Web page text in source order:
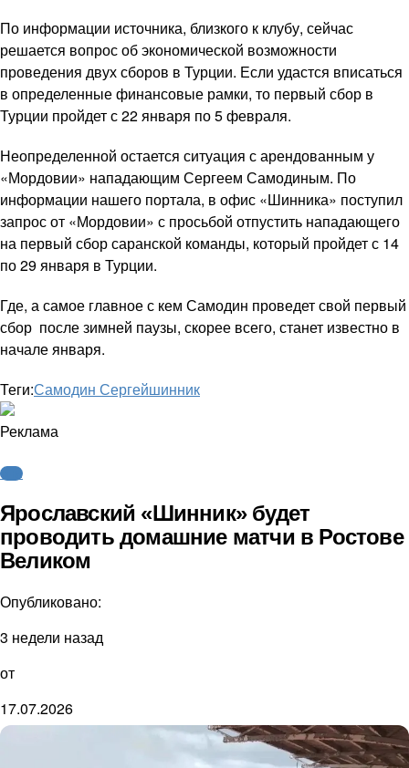
По информации источника, близкого к клубу, сейчас
решается вопрос об экономической возможности
проведения двух сборов в Турции. Если удастся вписаться
в определенные финансовые рамки, то первый сбор в
Турции пройдет с 22 января по 5 февраля.
Неопределенной остается ситуация с арендованным у
«Мордовии» нападающим Сергеем Самодиным. По
информации нашего портала, в офис «Шинника» поступил
запрос от «Мордовии» с просьбой отпустить нападающего
на первый сбор саранской команды, который пройдет с 14
по 29 января в Турции.
Где, а самое главное с кем Самодин проведет свой первый
сбор после зимней паузы, скорее всего, станет известно в
начале января.
Теги:Самодин Сергейшинник
Реклама
ФНЛ
Ярославский «Шинник» будет
проводить домашние матчи в Ростове
Великом
Опубликовано:
3 недели назад
от
17.07.2026